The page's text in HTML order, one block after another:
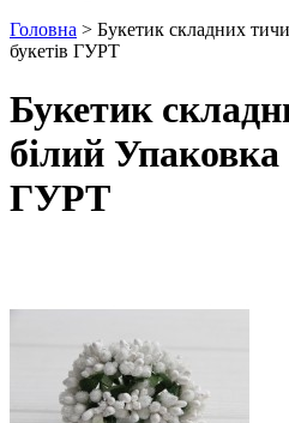
Головна > Букетик складних
букетів ГУРТ
Букетик
білий Упаковка
ГУРТ